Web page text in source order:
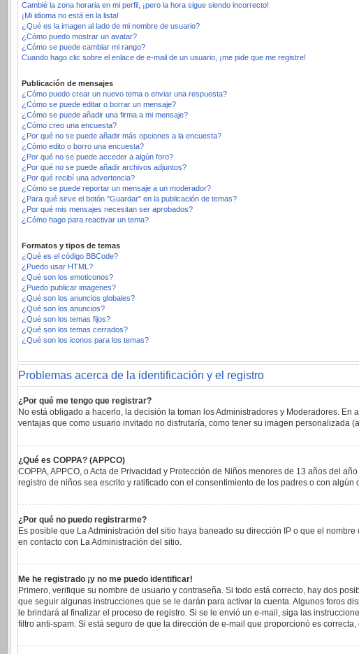
Cambié la zona horaria en mi perfil, ¡pero la hora sigue siendo incorrecto!
¡Mi idioma no está en la lista!
¿Qué es la imagen al lado de mi nombre de usuario?
¿Cómo puedo mostrar un avatar?
¿Cómo se puede cambiar mi rango?
Cuando hago clic sobre el enlace de e-mail de un usuario, ¡me pide que me registre!
Publicación de mensajes
¿Cómo puedo crear un nuevo tema o enviar una respuesta?
¿Cómo se puede editar o borrar un mensaje?
¿Cómo se puede añadir una firma a mi mensaje?
¿Cómo creo una encuesta?
¿Por qué no se puede añadir más opciones a la encuesta?
¿Cómo edito o borro una encuesta?
¿Por qué no se puede acceder a algún foro?
¿Por qué no se puede añadir archivos adjuntos?
¿Por qué recibí una advertencia?
¿Cómo se puede reportar un mensaje a un moderador?
¿Para qué sirve el botón "Guardar" en la publicación de temas?
¿Por qué mis mensajes necesitan ser aprobados?
¿Cómo hago para reactivar un tema?
Formatos y tipos de temas
¿Qué es el código BBCode?
¿Puedo usar HTML?
¿Qué son los emoticonos?
¿Puedo publicar imagenes?
¿Qué son los anuncios globales?
¿Qué son los anuncios?
¿Qué son los temas fijos?
¿Qué son los temas cerrados?
¿Qué son los iconos para los temas?
Problemas acerca de la identificación y el registro
¿Por qué me tengo que registrar?
No está obligado a hacerlo, la decisión la toman los Administradores y Moderadores.
ventajas que como usuario invitado no disfrutaría, como tener su imagen personalizada
¿Qué es COPPA? (APPCO)
COPPA, APPCO, o Acta de Privacidad y Protección de Niños menores de 13 años del
registro de niños sea escrito y ratificado con el consentimiento de los padres o con
¿Por qué no puedo registrarme?
Es posible que La Administración del sitio haya baneado su dirección IP o que el
en contacto con La Administración del sitio.
Me he registrado ¡y no me puedo identificar!
Primero, verifique su nombre de usuario y contraseña. Si todo está correcto, hay dos
que seguir algunas instrucciones que se le darán para activar la cuenta. Algunos foros
le brindará al finalizar el proceso de registro. Si se le envió un e-mail, siga las
filtro anti-spam. Si está seguro de que la dirección de e-mail que proporcionó es